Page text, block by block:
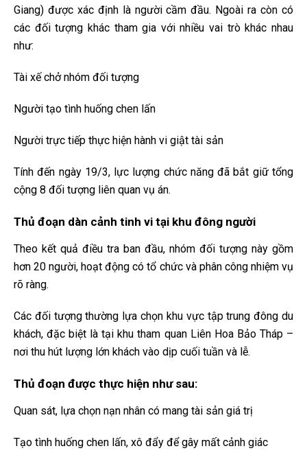
Giang) được xác định là người cầm đầu. Ngoài ra còn có
các đối tượng khác tham gia với nhiều vai trò khác nhau
như:
Tài xế chở nhóm đối tượng
Người tạo tình huống chen lấn
Người trực tiếp thực hiện hành vi giật tài sản
Tính đến ngày 19/3, lực lượng chức năng đã bắt giữ tổng
cộng 8 đối tượng liên quan vụ án.
Thủ đoạn dàn cảnh tinh vi tại khu đông người
Theo kết quả điều tra ban đầu, nhóm đối tượng này gồm
hơn 20 người, hoạt động có tổ chức và phân công nhiệm vụ
rõ ràng.
Các đối tượng thường lựa chọn khu vực tập trung đông du
khách, đặc biệt là tại khu tham quan Liên Hoa Bảo Tháp –
nơi thu hút lượng lớn khách vào dịp cuối tuần và lễ.
Thủ đoạn được thực hiện như sau:
Quan sát, lựa chọn nạn nhân có mang tài sản giá trị
Tạo tình huống chen lấn, xô đẩy để gây mất cảnh giác